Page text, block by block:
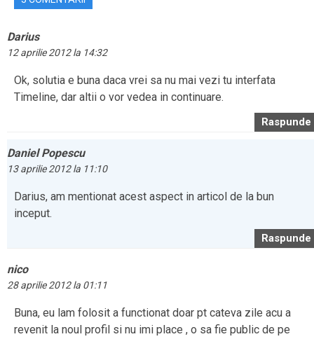
Darius
12 aprilie 2012 la 14:32
Ok, solutia e buna daca vrei sa nu mai vezi tu interfata
Timeline, dar altii o vor vedea in continuare.
Raspunde
Daniel Popescu
13 aprilie 2012 la 11:10
Darius, am mentionat acest aspect in articol de la bun
inceput.
Raspunde
nico
28 aprilie 2012 la 01:11
Buna, eu lam folosit a functionat doar pt cateva zile acu a
revenit la noul profil si nu imi place , o sa fie public de pe